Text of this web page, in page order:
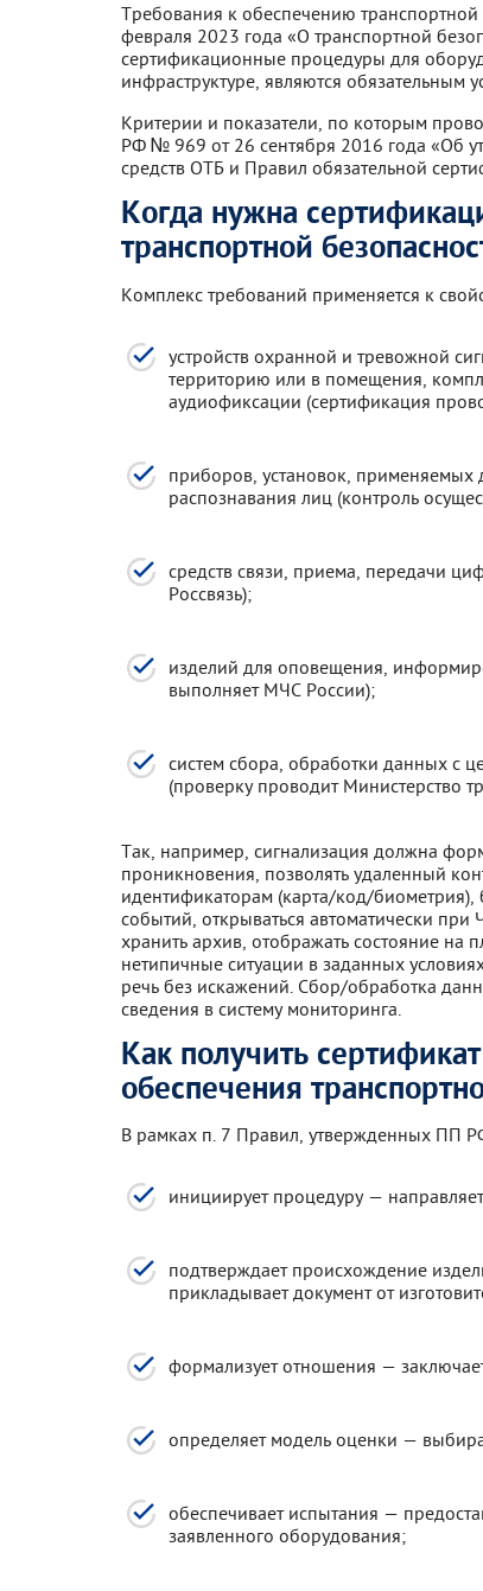
Требования к обеспечению
февраля 2023 года «О транспортной
сертификационные процедуры для
инфраструктуре, являются обязательным
Критерии и показатели, по которым
РФ № 969 от 26 сентября 2016 года «Об
средств ОТБ и Правил обязательной
Когда нужна
транспортной
Комплекс требований применяется к
устройств охранной и тревожной
территорию или в помещения,
аудиофиксации (сертификация
приборов, установок, применяемых
распознавания лиц (контроль
средств связи, приема, передачи
Россвязь);
изделий для оповещения,
выполняет МЧС России);
систем сбора, обработки данных с
(проверку проводит Министерство
Так, например, сигнализация должна
проникновения, позволять удаленный
идентификаторам (карта/код/
событий, открываться автоматически
хранить архив, отображать состояние на
нетипичные ситуации в заданных
речь без искажений. Сбор/обработка
сведения в систему мониторинга.
Как получить
обеспечения
В рамках п. 7 Правил, утвержденных ПП
инициирует процедуру —
подтверждает происхождение
прикладывает документ от
формализует отношения —
определяет модель оценки —
обеспечивает испытания —
заявленного оборудования;